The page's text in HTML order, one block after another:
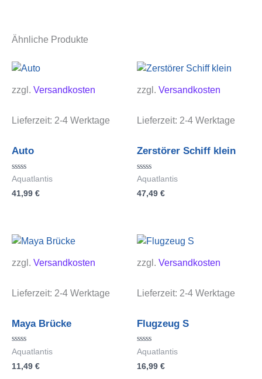
Ähnliche Produkte
zzgl. Versandkosten
Lieferzeit: 2-4 Werktage
Auto
Bewertet
mit
0
Aquatlantis
41,99 €
zzgl. Versandkosten
Lieferzeit: 2-4 Werktage
Zerstörer Schiff klein
Bewertet
mit
0
Aquatlantis
47,49 €
zzgl. Versandkosten
Lieferzeit: 2-4 Werktage
Maya Brücke
Bewertet
mit
0
Aquatlantis
11,49 €
zzgl. Versandkosten
Lieferzeit: 2-4 Werktage
Flugzeug S
Bewertet
mit
0
Aquatlantis
16,99 €